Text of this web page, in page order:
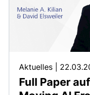
Full Paper
Aktuelles